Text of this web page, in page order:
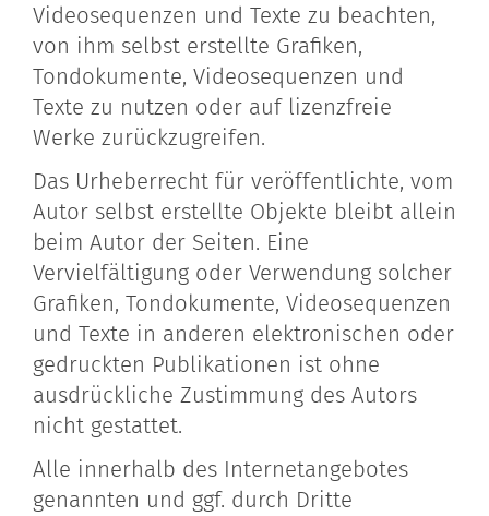
Videosequenzen und Texte zu beachten,
von ihm selbst erstellte Grafiken,
Tondokumente, Videosequenzen und
Texte zu nutzen oder auf lizenzfreie
Werke zurückzugreifen.
Das Urheberrecht für veröffentlichte, vom
Autor selbst erstellte Objekte bleibt allein
beim Autor der Seiten. Eine
Vervielfältigung oder Verwendung solcher
Grafiken, Tondokumente, Videosequenzen
und Texte in anderen elektronischen oder
gedruckten Publikationen ist ohne
ausdrückliche Zustimmung des Autors
nicht gestattet.
Alle innerhalb des Internetangebotes
genannten und ggf. durch Dritte